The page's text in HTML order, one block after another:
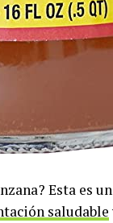
Esta es
saludable